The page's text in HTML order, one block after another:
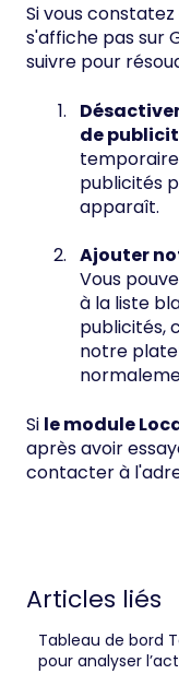
Si vous
s'affiche pas sur
suivre pour
de
publicités
apparaît.
Ajouter
Vous
à la liste
publicités,
notre
Si le module
après avoir
contacter à
Articles liés
Tableau de bord
pour analyser